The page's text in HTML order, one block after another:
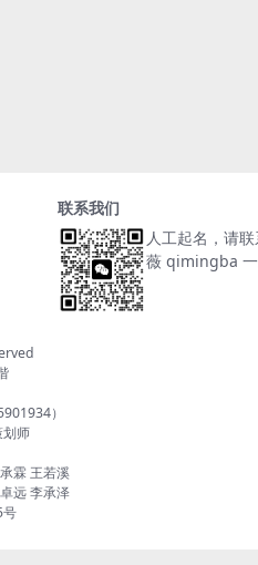
联系我们
人工起名，请联
薇 qimingba
）
师
霖 王若溪
远 李承泽
号